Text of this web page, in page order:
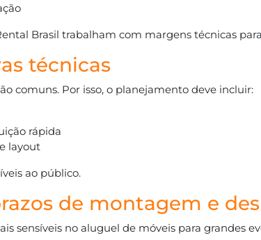
Brasil trabalham com margens técnicas
técnicas
comuns. Por isso, o planejamento deve incluir:
rápida
layout
ao público.
de montagem e
sensíveis no aluguel de móveis para grandes